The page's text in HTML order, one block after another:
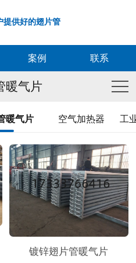
提供好的翅片管
案例 联系
暖气片
暖气片 空气加热器 工
镀锌翅片管暖气片